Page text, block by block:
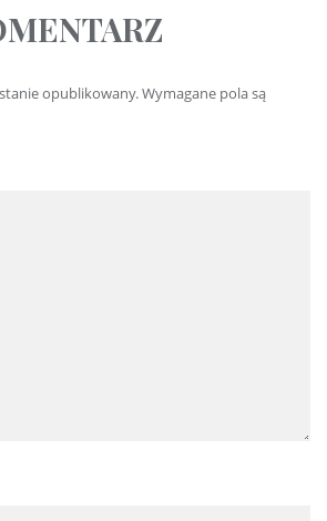
opublikowany.Wymagane pola są